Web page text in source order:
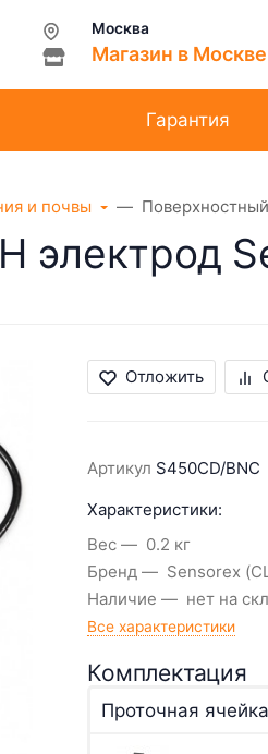
Москва
Магазин в Москве
Гарантия
и почвы
электрод
Отложить
Артикул S450CD/BNC
Характеристики:
Вес
0.2 кг
Бренд
Sensorex
Наличие
нет на
Все характеристики
Комплектация
Проточная